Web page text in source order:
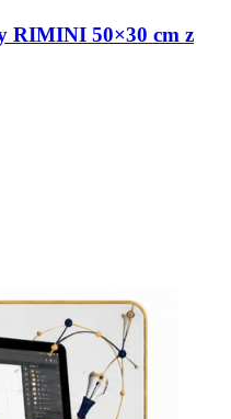
RIMINI 50×30 cm z